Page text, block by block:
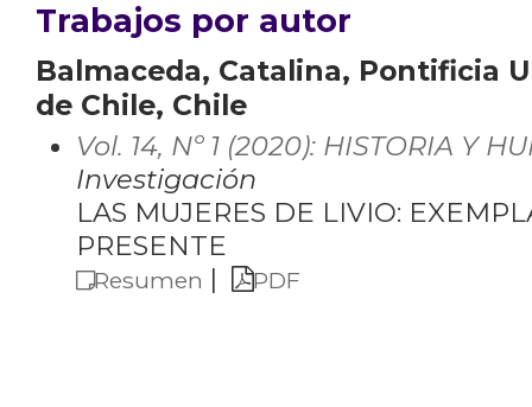
Trabajos por autor
Balmaceda, Catalina, Pontificia
de Chile, Chile
Vol. 14, Nº 1 (2020): HISTORIA Y
Investigación
LAS MUJERES DE LIVIO:
PRESENTE
Resumen | PDF